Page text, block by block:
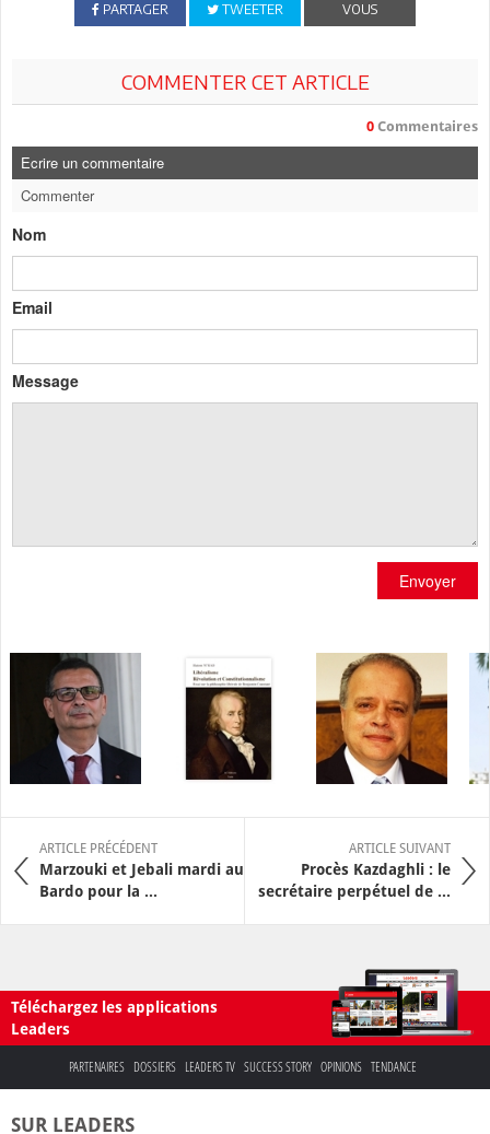
PARTAGER TWEETER
VOUS
COMMENTER CET ARTICLE
0 Commentaires
Ecrire un commentaire
Commenter
Nom
Email
Message
Envoyer
ARTICLE PRÉCÉDENT
Marzouki et Jebali mardi au
Bardo pour la ...
ARTICLE SUIVANT
Procès Kazdaghli : le
secrétaire perpétuel de ...
Téléchargez les applications
Leaders
PARTENAIRES DOSSIERS LEADERS TV SUCCESS STORY OPINIONS TENDANCE
SUR LEADERS